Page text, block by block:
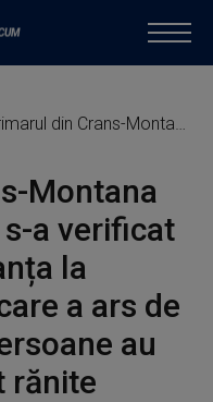
Montana recunoaște că nu s-a verificat de cinci ani siguranța la incendiu la barul care a ars de Revelion. 40 de persoane au murit, 116 au fost rănite
Montana
a verificat
la
a ars de
au
rănite